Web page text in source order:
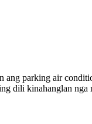
parking air
kinahanglan nga